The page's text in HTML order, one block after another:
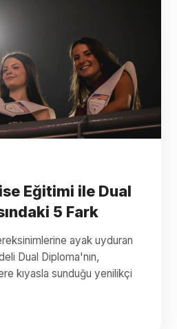
Eğitimi ile Dual
5 Fark
ayak uyduran
Dual Diploma'nın,
kıyasla sunduğu yenilikçi